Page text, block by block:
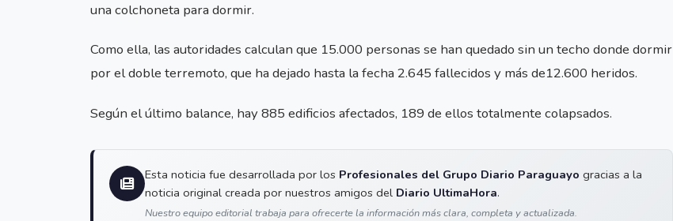
una colchoneta para dormir.
Como ella, las autoridades calculan que 15.000 personas se han quedado sin un techo donde dormir
por el doble terremoto, que ha dejado hasta la fecha 2.645 fallecidos y más de12.600 heridos.
Según el último balance, hay 885 edificios afectados, 189 de ellos totalmente colapsados.
Esta noticia fue desarrollada por los Profesionales del Grupo Diario Paraguayo gracias a la
noticia original creada por nuestros amigos del Diario UltimaHora.
Nuestro equipo editorial trabaja para ofrecerte la información más clara, completa y actualizada.